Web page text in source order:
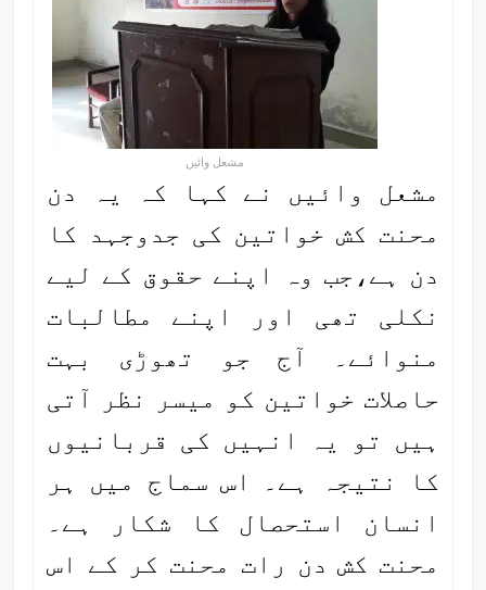
مشعل وائیں
مشعل وائیں نے کہا کہ یہ دن
محنت کش خواتین کی جدوجہد کا
دن ہے،جب وہ اپنے حقوق کے لیے
نکلی تھی اور اپنے مطالبات
منوائے۔ آج جو تھوڑی بہت
حاصلات خواتین کو میسر نظر آتی
ہیں تو یہ انہیں کی قربانیوں
کا نتیجہ ہے۔ اس سماج میں ہر
انسان استحصال کا شکار ہے۔
محنت کش دن رات محنت کر کے اس